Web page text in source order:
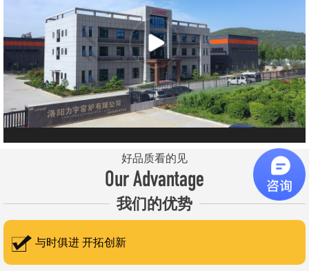
元件、高温窑具等。 历经二十余年市场积累，公司产品质量稳
定、性能可靠，应用场景覆盖高校、科研院所、工矿企业等领域，服
务于粉末、冶金、电子、煤炭、医药、陶瓷、玻璃、铝业、汽车、特
种新材料、耐火材料、新能源、航天航空、化工、金属烧结及金属热
处理等行业，产品覆盖国内多省市，并出口至海外多个国家和地
区。 近年来，公司通过理念更新、体制机制优化与科技创新，于
稳步增长，国内市场份额稳步提升，并获得质量诚信AAA 级企业荣
誉证书。 在产品技术方面，公司坚持精益求精、持续创新，自主
研发LYL系列节能精密型智能化电炉、窑炉产品，多项产品通过相关
权威认证。产品具备升温快、节能效果显著、温控精准、智能自动化
程度高、运行稳定、保温性能优良、全程电脑控制、可编程自动升降
好品质看的见
Our Advantage
我们的优势
与时俱进 开拓创新